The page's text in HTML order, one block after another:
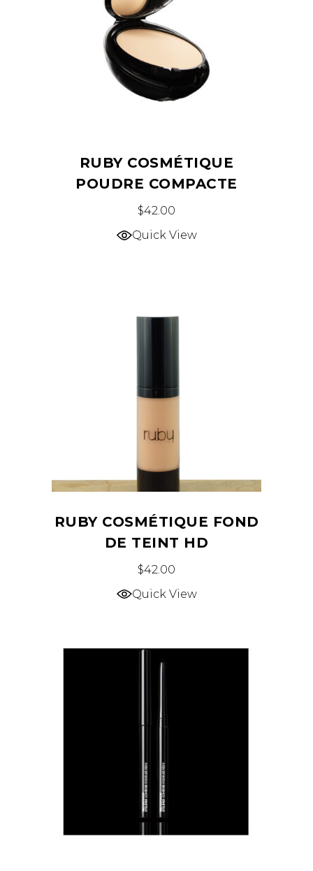
RUBY COSMÉTIQUE
POUDRE COMPACTE
$42.00
Ce
sur
page
produit
Quick View
RUBY COSMÉTIQUE FOND
DE TEINT HD
$42.00
Ce
Les
être
sur
la
page
du
produit
Quick View